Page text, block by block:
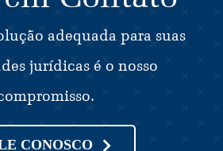
adequada para suas
jurídicas é o nosso
CONOSCO